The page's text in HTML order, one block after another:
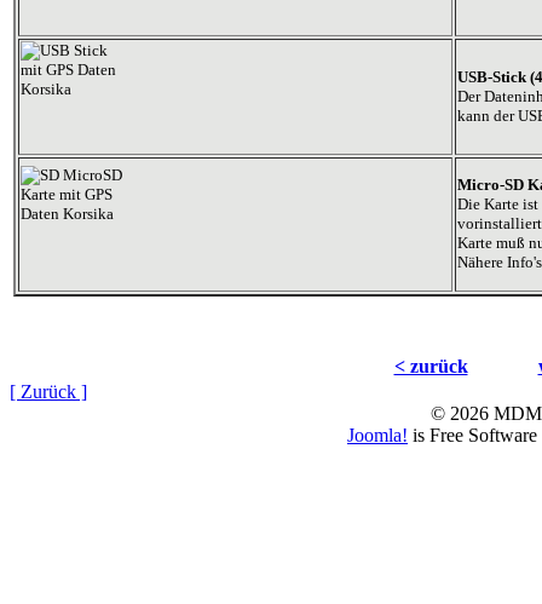
USB-Stick
Der
kann der
Micro-SD
Die Karte ist
Karte muß
Nähere
< zurück
[ Zurück ]
© 2026
Joomla! is Free